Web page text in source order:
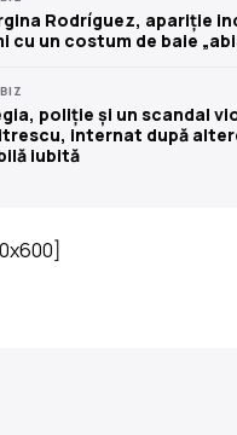
Rodríguez, apariție
cu un costum de baie
poliție și un scandal
internat după
iubită